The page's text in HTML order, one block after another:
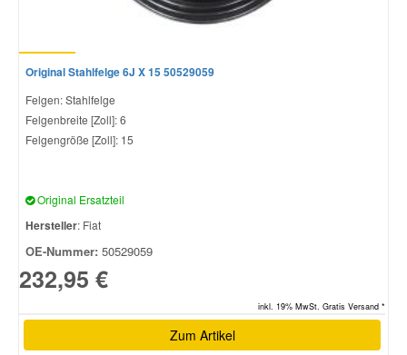
Original Stahlfelge 6J X 15 50529059
Felgen: Stahlfelge
Felgenbreite [Zoll]: 6
Felgengröße [Zoll]: 15
Original Ersatzteil
Hersteller: Fiat
OE-Nummer: 50529059
232,95 €
inkl. 19% MwSt. Gratis Versand *
Zum Artikel